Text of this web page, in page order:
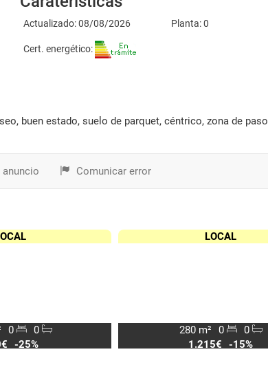
Actualizado: 08/08/2026 Planta: 0
Cert. energético:
buen estado, suelo de parquet, céntrico, zona de paso
anuncio Comunicar error
0
0
-25%
LOCAL
280 m² 0
0
1.215€
-15%